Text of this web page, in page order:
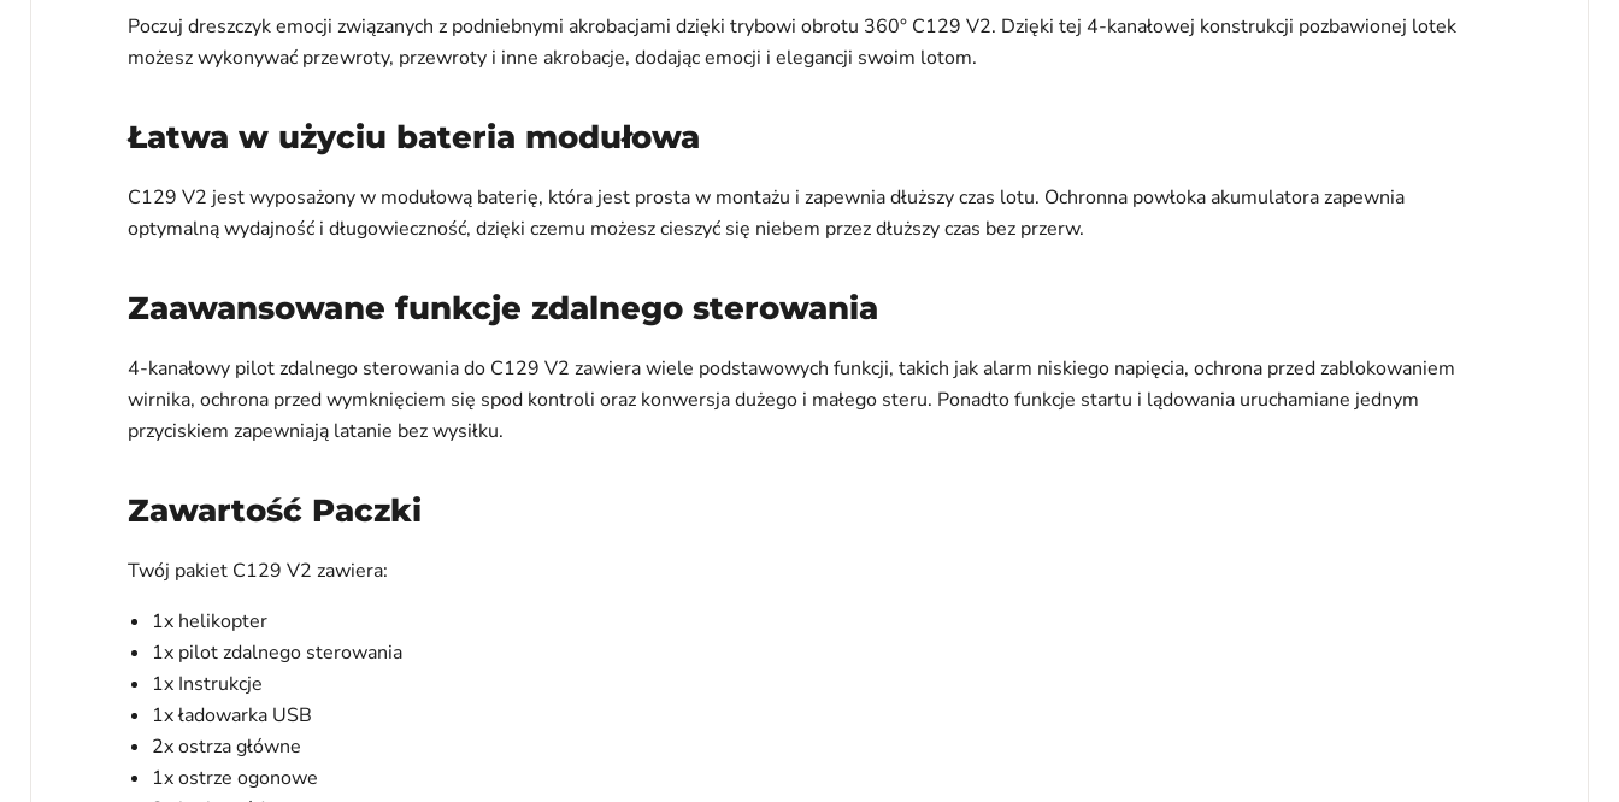
Poczuj dreszczyk emocji związanych z podniebnymi akrobacjami dzięki trybowi obrotu 360° C129 V2. Dzięki tej 4-kanałowej konstrukcji pozbawionej lotek
możesz wykonywać przewroty, przewroty i inne akrobacje, dodając emocji i elegancji swoim lotom.
Łatwa w użyciu bateria modułowa
C129 V2 jest wyposażony w modułową baterię, która jest prosta w montażu i zapewnia dłuższy czas lotu. Ochronna powłoka akumulatora zapewnia
optymalną wydajność i długowieczność, dzięki czemu możesz cieszyć się niebem przez dłuższy czas bez przerw.
Zaawansowane funkcje zdalnego sterowania
4-kanałowy pilot zdalnego sterowania do C129 V2 zawiera wiele podstawowych funkcji, takich jak alarm niskiego napięcia, ochrona przed zablokowaniem
wirnika, ochrona przed wymknięciem się spod kontroli oraz konwersja dużego i małego steru. Ponadto funkcje startu i lądowania uruchamiane jednym
przyciskiem zapewniają latanie bez wysiłku.
Zawartość Paczki
Twój pakiet C129 V2 zawiera:
1x helikopter
1x pilot zdalnego sterowania
1x Instrukcje
1x ładowarka USB
2x ostrza główne
1x ostrze ogonowe